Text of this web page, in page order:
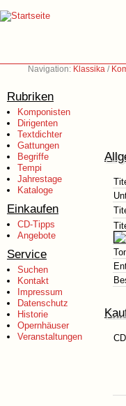
Navigation: Klassika /
Rubriken
Komponisten
Dirigenten
Textdichter
Gattungen
Begriffe
Tempi
Jahrestage
Kataloge
Einkaufen
CD-Tipps
Angebote
Service
Suchen
Kontakt
Impressum
Datenschutz
Historie
Opernhäuser
Veranstaltungen